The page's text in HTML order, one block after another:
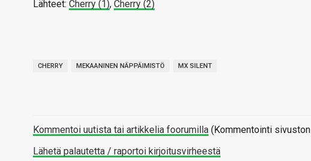
Lähteet: Cherry (1), Cherry (2)
CHERRY MEKAANINEN NÄPPÄIMISTÖ MX SILENT
Kommentoi uutista tai artikkelia foorumilla (Kommentointi
Lähetä palautetta / raportoi kirjoitusvirheestä